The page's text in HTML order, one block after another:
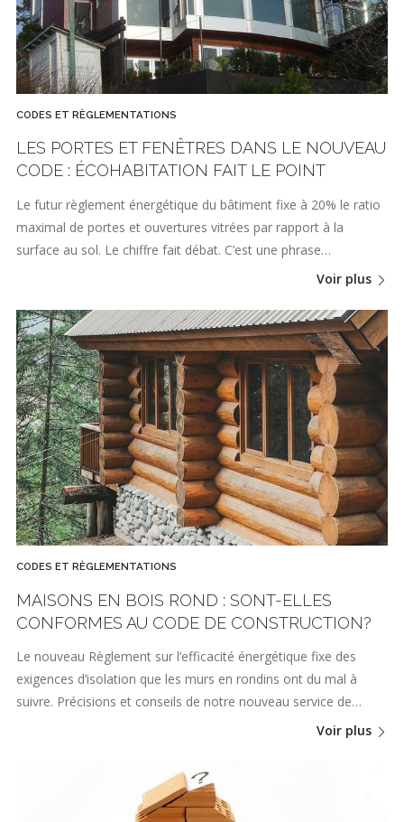
CODES ET RÈGLEMENTATIONS
LES PORTES ET FENÊTRES DANS LE NOUVEAU
CODE : ÉCOHABITATION FAIT LE POINT
Le futur règlement énergétique du bâtiment fixe à 20% le ratio
maximal de portes et ouvertures vitrées par rapport à la
surface au sol. Le chiffre fait débat. C’est une phrase…
Voir plus
CODES ET RÈGLEMENTATIONS
MAISONS EN BOIS ROND : SONT-ELLES
CONFORMES AU CODE DE CONSTRUCTION?
Le nouveau Règlement sur l’efficacité énergétique fixe des
exigences d’isolation que les murs en rondins ont du mal à
suivre. Précisions et conseils de notre nouveau service de…
Voir plus